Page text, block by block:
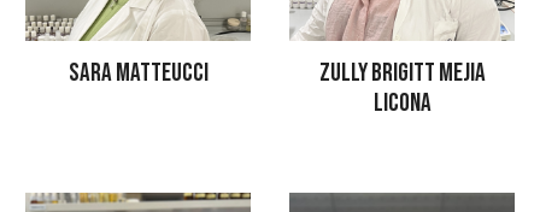
SARA MATTEUCCI
ZULLY BRIGITT MEJIA
LICONA